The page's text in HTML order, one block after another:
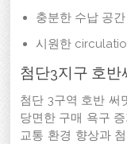
충분한 수납 공간
시원한
첨단3지구 호반
첨단 3구역 호반 써
당면한 구매 욕구
교통 환경 향상과